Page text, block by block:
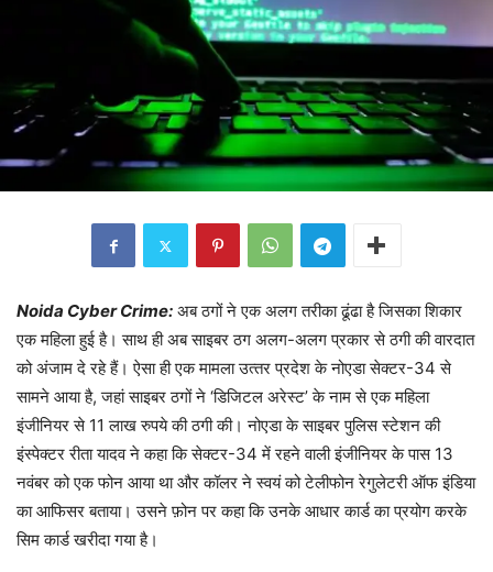
Noida Cyber Crime: अब ठगों ने एक अलग तरीका ढूंढा है जिसका शिकार
एक महिला हुई है। साथ ही अब साइबर ठग अलग-अलग प्रकार से ठगी की वारदात
को अंजाम दे रहे हैं। ऐसा ही एक मामला उत्‍तर प्रदेश के नोएडा सेक्‍टर-34 से
सामने आया है, जहां साइबर ठगों ने ‘डिजिटल अरेस्ट’ के नाम से एक मह‍िला
इंजीन‍ियर से 11 लाख रुपये की ठगी की। नोएडा के साइबर पुलिस स्टेशन की
इंस्पेक्टर रीता यादव ने कहा कि सेक्टर-34 में रहने वाली इंजीनियर के पास 13
नवंबर को एक फोन आया था और कॉलर ने स्वयं को टेलीफोन रेगुलेटरी ऑफ इंडिया
का आफिसर बताया। उसने फ़ोन पर कहा कि उनके आधार कार्ड का प्रयोग करके
सिम कार्ड खरीदा गया है।